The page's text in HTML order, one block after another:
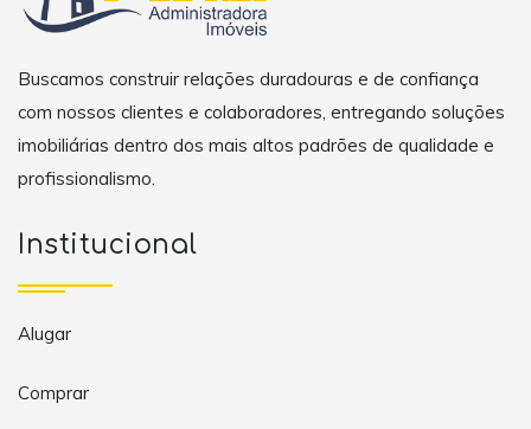
Buscamos construir relações duradouras e de confiança
com nossos clientes e colaboradores, entregando soluções
imobiliárias dentro dos mais altos padrões de qualidade e
profissionalismo.
Institucional
Alugar
Comprar